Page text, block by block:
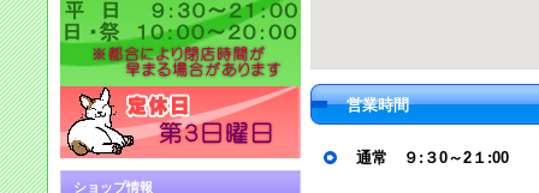
営業時間
通常 ９:３0～2１:00
ショップ情報